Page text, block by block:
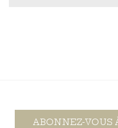
ABONNEZ-VOUS